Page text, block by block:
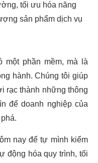
tối ưu hóa năng
sản phẩm dịch vụ
một phần mềm, mà là
hành. Chúng tôi giúp
rạc thành những thông
để doanh nghiệp của
nay để tự mình kiểm
động hóa quy trình, tối